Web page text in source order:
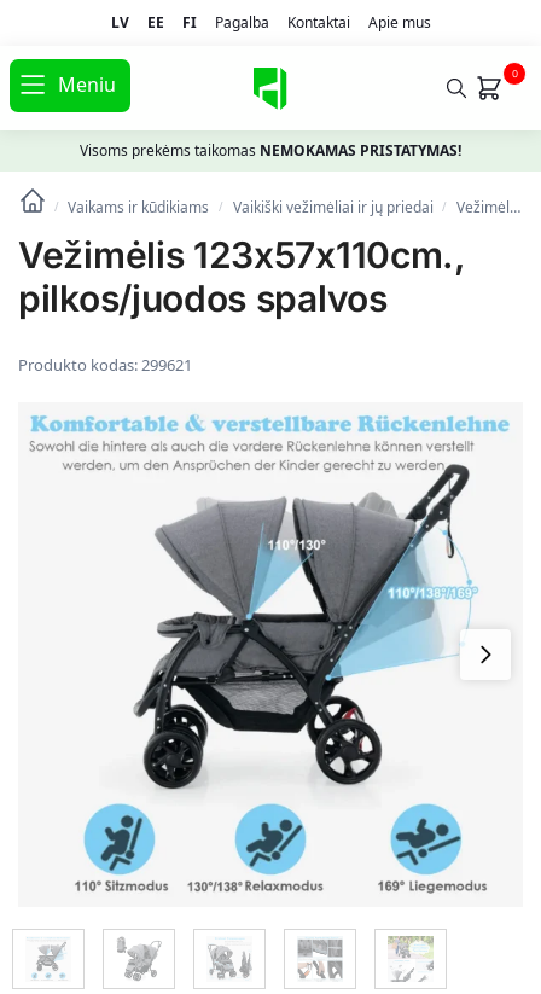
LV EE FI Pagalba Kontaktai Apie mus
Meniu 0
Visoms prekėms taikomas NEMOKAMAS PRISTATYMAS!
/ Vaikams ir kūdikiams / Vaikiški vežimėliai ir jų priedai / Vežimėliai
Vežimėlis 123x57x110cm.,
pilkos/juodos spalvos
Produkto kodas:299621